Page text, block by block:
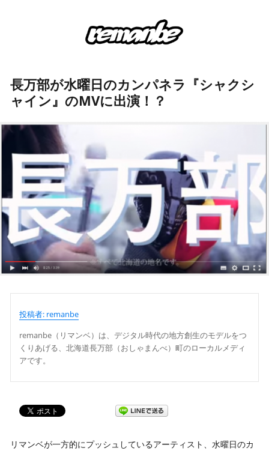
長万部が水曜日のカンパネラ『シャクシ
ャイン』のMVに出演！？
投稿者: remanbe
remanbe（リマンベ）は、デジタル時代の地方創生のモデルをつ
くりあげる、北海道長万部（おしゃまんべ）町のローカルメディ
アです。
リマンベが一方的にプッシュしているアーティスト、水曜日のカ